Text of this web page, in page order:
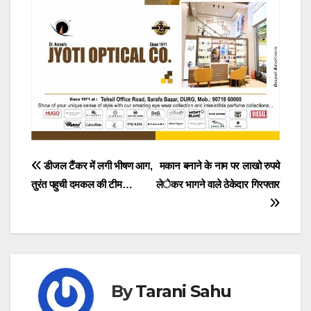
Post
navigation
मकान बनाने के नाम पर लाखो रुपये
लेकर भागने वाले ठेकेदार गिरफ्तार
डीजल टैंकर में लगी भीषण आग,
तुरंत पहुची दमकल की टीम…
ByTarani Sahu